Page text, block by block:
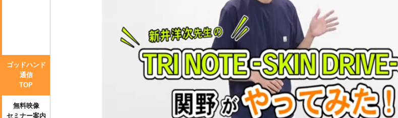
ゴッドハンド
通信
TOP
無料映像
セミナー案内